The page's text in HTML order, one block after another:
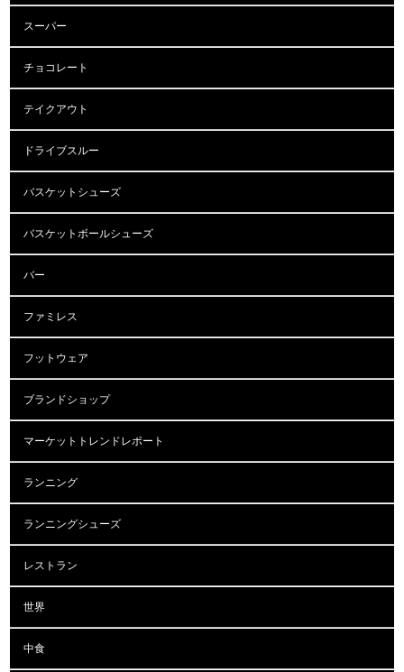
スーパー
チョコレート
テイクアウト
ドライブスルー
バスケットシューズ
バスケットボールシューズ
バー
ファミレス
フットウェア
ブランドショップ
マーケットトレンドレポート
ランニング
ランニングシューズ
レストラン
世界
中食